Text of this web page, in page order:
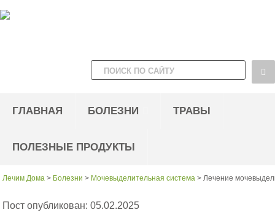
ГЛАВНАЯ БОЛЕЗНИ ТРАВЫ
ПОЛЕЗНЫЕ ПРОДУКТЫ
Лечим Дома > Болезни > Мочевыделительная система >Лечение
Пост опубликован: 05.02.2025